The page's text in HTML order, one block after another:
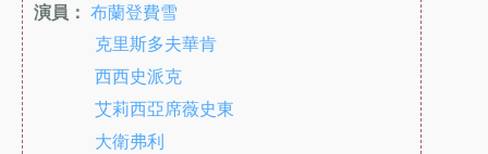
演員： 布蘭登費雪
克里斯多夫華肯
西西史派克
艾莉西亞席薇史東
大衛弗利